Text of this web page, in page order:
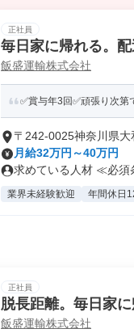
正社員
毎日家に帰れる。
飯盛運輸株式会社
✅賞与年3回✅頑張り次
〒242-0025神奈川県大
月給32万円～40万円
求めている人材 ≪必須
業界未経験歓迎 年間休日
正社員
脱長距離。毎日家
飯盛運輸株式会社